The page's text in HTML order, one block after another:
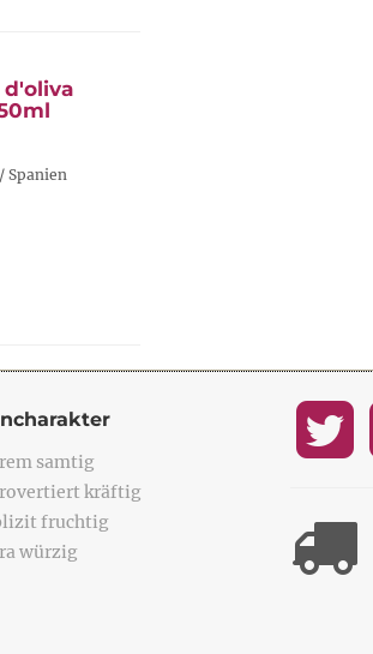
Spanien
samtig
kräftig
fruchtig
würzig